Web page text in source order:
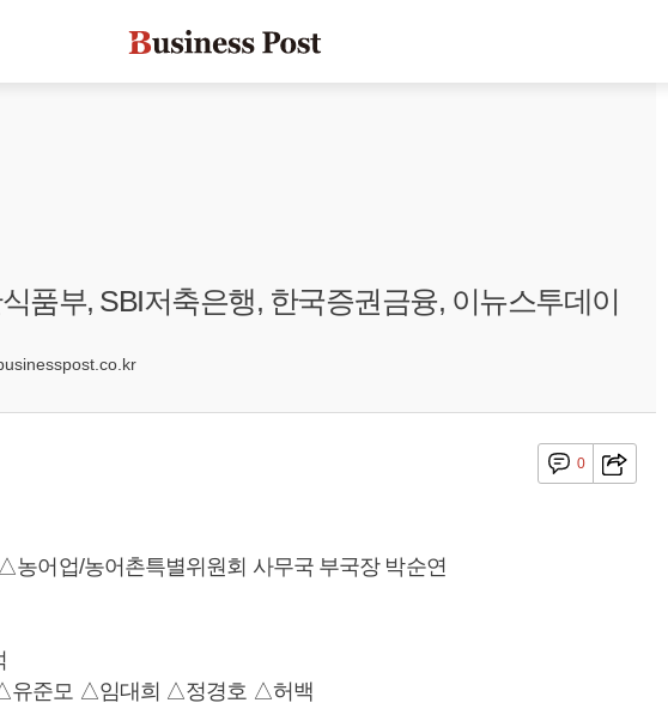
품부, SBI저축은행, 한국증권금융, 이뉴스투데이
0
농어업/농어촌특별위원회 사무국 부국장 박순연
유준모 △임대희 △정경호 △허백